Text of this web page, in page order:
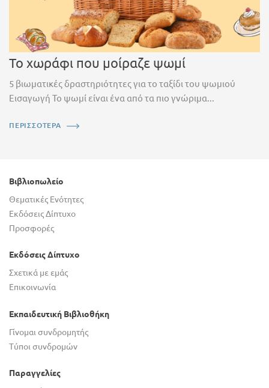
Το χωράφι που μοίραζε ψωμί
5 βιωματικές δραστηριότητες για το ταξίδι του ψωμιού
Εισαγωγή Το ψωμί είναι ένα από τα πιο γνώριμα...
ΠΕΡΙΣΣΟΤΕΡΑ
Βιβλιοπωλείο
Θεματικές Ενότητες
Εκδόσεις Δίπτυχο
Προσφορές
Εκδόσεις Δίπτυχο
Σχετικά με εμάς
Επικοινωνία
Εκπαιδευτική Βιβλιοθήκη
Γίνομαι συνδρομητής
Τύποι συνδρομών
Παραγγελίες